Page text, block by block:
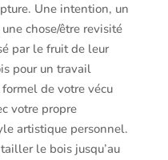
Une intention, un
chose/être revisité
par le fruit de leur
pour un travail
de votre vécu
votre propre
artistique personnel.
le bois jusqu’au